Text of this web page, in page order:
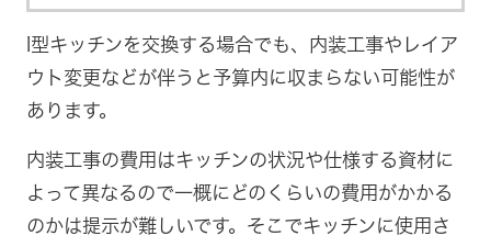
I型キッチンを交換する場合でも、内装工事やレイア
ウト変更などが伴うと予算内に収まらない可能性が
あります。
内装工事の費用はキッチンの状況や仕様する資材に
よって異なるので一概にどのくらいの費用がかかる
のかは提示が難しいです。そこでキッチンに使用さ